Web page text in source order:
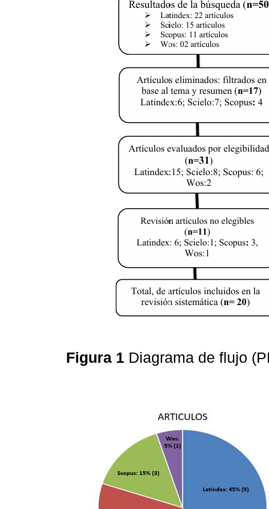
Figura 1 Diagrama de flujo